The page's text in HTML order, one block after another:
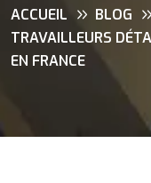
ACCUEIL BLOG
TRAVAILLEURS
EN FRANCE